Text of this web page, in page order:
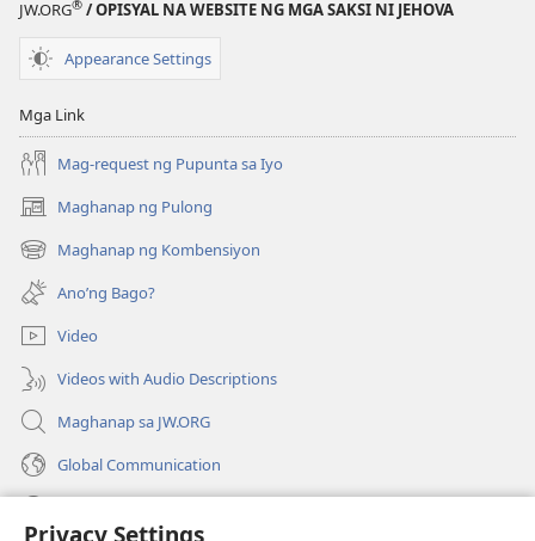
Privacy Settings
JW.ORG® / OPISYAL NA WEBSITE NG MGA SAKSI NI JEHOVA
Appearance Settings
Mga Link
Mag-request ng Pupunta sa Iyo
Maghanap ng Pulong
(may
bubukas
na
bagong
window)
Maghanap ng Kombensiyon
(may
bubukas
na
bagong
window)
Ano’ng Bago?
Video
Videos with Audio Descriptions
Maghanap sa JW.ORG
Global Communication